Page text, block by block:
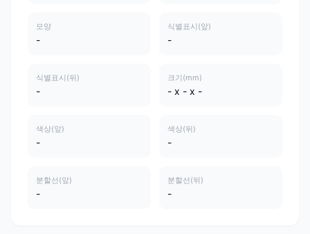
모양
-
식별표시(앞)
-
식별표시(뒤)
-
크기(mm)
- x - x -
색상(앞)
-
색상(뒤)
-
분할선(앞)
-
분할선(뒤)
-